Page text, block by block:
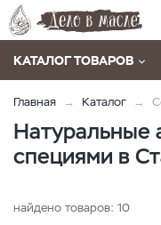
КАТАЛОГ ТОВАРОВ
Главная Каталог
Натуральные
специями в
найдено товаров: 10